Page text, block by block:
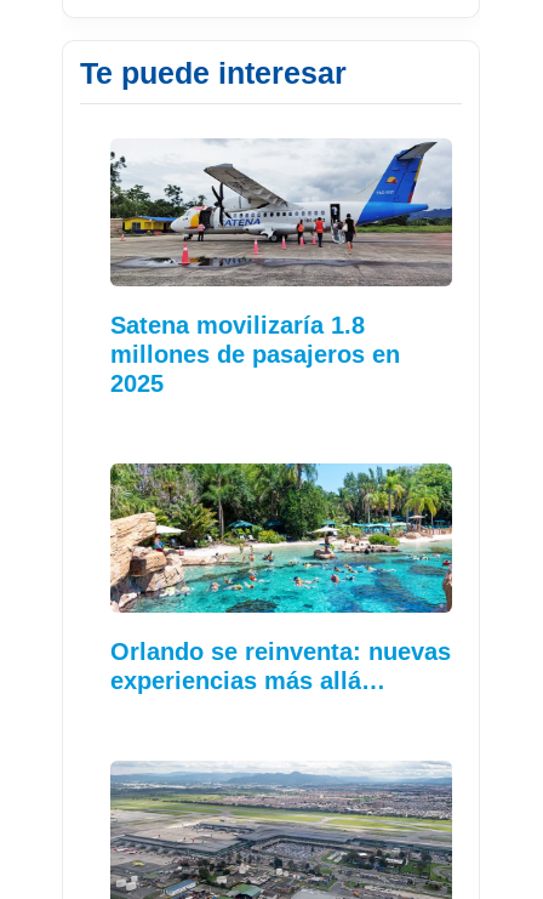
Te puede interesar
Satena movilizaría 1.8
millones de pasajeros en
2025
Orlando se reinventa: nuevas
experiencias más allá…